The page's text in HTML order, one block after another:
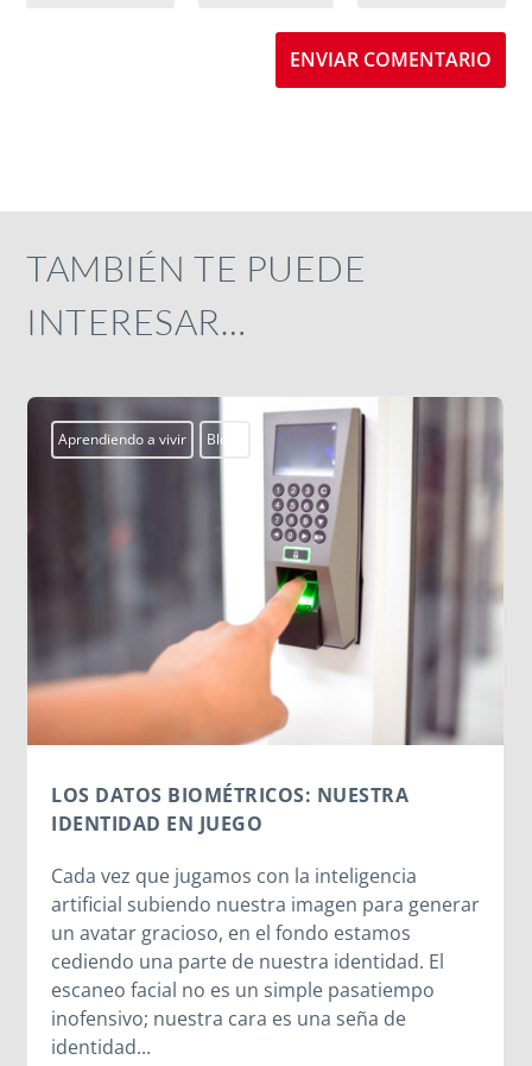
ENVIAR COMENTARIO
TAMBIÉN TE PUEDE
INTERESAR…
NUESTRA
la inteligencia
imagen para generar
fondo estamos
identidad. El
simple pasatiempo
es una seña de
Actualidad
ssm
MORNESE EN EL
Mazzarello y las Hijas de
Entre la cercanía de
testimonio vivo de las
compartida en el
descubrieron que el
Mazzarello sigue